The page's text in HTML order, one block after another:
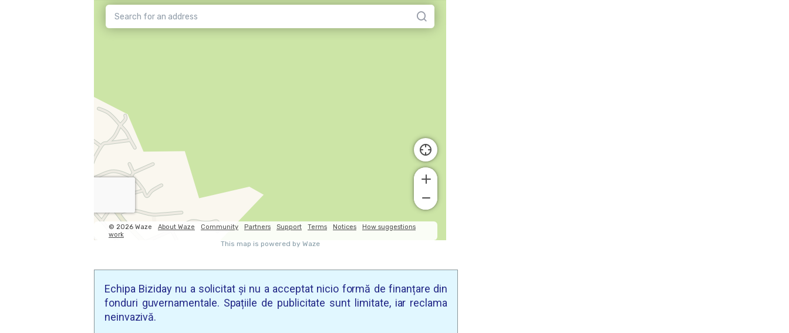
Echipa Biziday nu a solicitat și nu a acceptat nicio formă de finanțare din
fonduri guvernamentale. Spațiile de publicitate sunt limitate, iar reclama
neinvazivă.